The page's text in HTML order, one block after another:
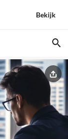
Bekijk